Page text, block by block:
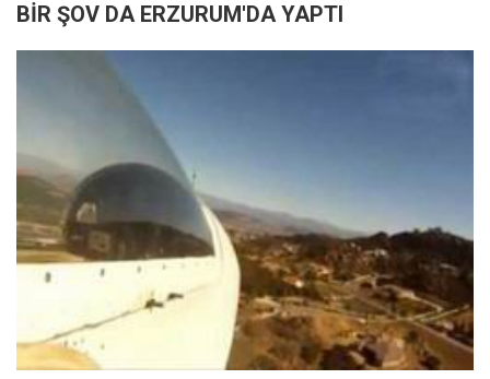
BİR ŞOV DA ERZURUM'DA YAPTI